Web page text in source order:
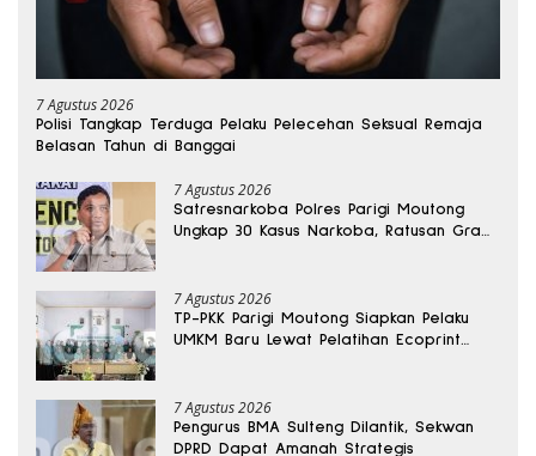
7 Agustus 2026
Polisi Tangkap Terduga Pelaku Pelecehan Seksual Remaja
Belasan Tahun di Banggai
7 Agustus 2026
Satresnarkoba Polres Parigi Moutong
Ungkap 30 Kasus Narkoba, Ratusan Gram
7 Agustus 2026
TP-PKK Parigi Moutong Siapkan Pelaku
UMKM Baru Lewat Pelatihan Ecoprint
7 Agustus 2026
Pengurus BMA Sulteng Dilantik, Sekwan
DPRD Dapat Amanah Strategis